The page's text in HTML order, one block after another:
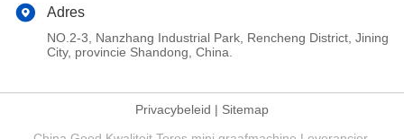
Adres
NO.2-3, Nanzhang Industrial Park, Rencheng District, Jining
City, provincie Shandong, China.
Privacybeleid | Sitemap